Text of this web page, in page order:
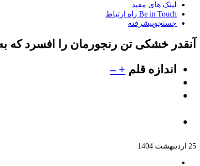
لینک های مفید
Be in Touch راه ارتباط
جستجوپیشرفته
آنقدر خشکی تن رنجورمان را افسرد
اندازه قلم +
–
25 ارديبهشت 1404